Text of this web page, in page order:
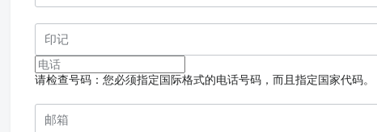
请检查号码：您必须指定国际格式的电话号码，而且指定国家代码。